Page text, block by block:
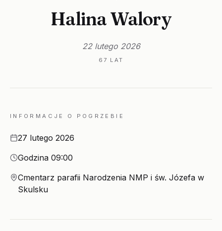
Halina Walory
22 lutego 2026
67 LAT
INFORMACJE O POGRZEBIE
Data27 lutego 2026
Godzina
Godzina 09:00
Miejsce
Cmentarz parafii Narodzenia NMP i św. Józefa w
Skulsku